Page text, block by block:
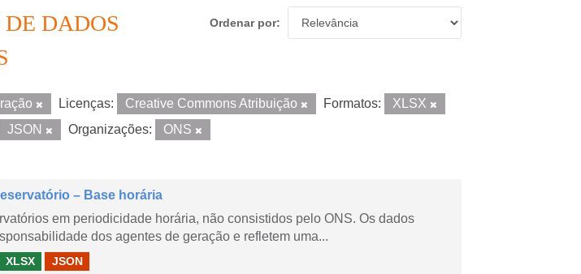
Ordenar por
DE DADOS
Licenças: Creative Commons Atribuição Formatos:
XLSX
JSON Organizações: ONS
– Base horária
em periodicidade horária, não consistidos pelo ONS. Os dados
dos agentes de geração e refletem uma...
XLSX JSON